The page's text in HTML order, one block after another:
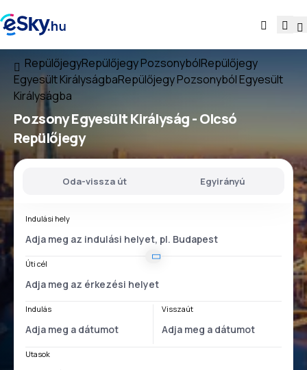
RepülőjegyRepülőjegy PozsonybólRepülőjegy
Egyesült KirályságbaRepülőjegy Pozsonyból Egyesült
Királyságba
Pozsony Egyesült Királyság- Olcsó
Repülőjegy
Oda-vissza út Egyirányú
Indulási hely
Úti cél
Indulás Visszaút
Utasok